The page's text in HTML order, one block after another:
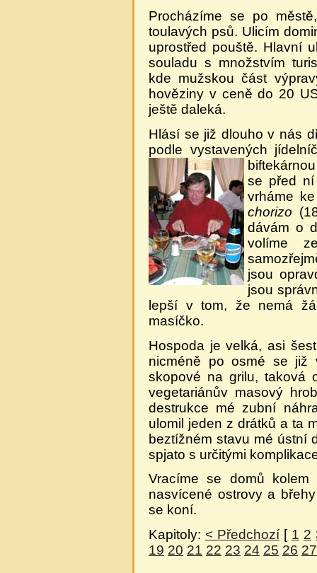
Procházíme se po
toulavých psů. Ulicím
uprostřed pouště. Hlavní
souladu s množstvím
kde mužskou část
hověziny v ceně do 20
ještě daleká.
Hlásí se již dlouho v nás
podle vystavených
se před
vrháme
chorizo
dávám o
volíme
jsou
jsou
lepší v tom, že nemá
masíčko.
Hospoda je velká, asi
nicméně po osmé se již
skopové na grilu, taková
vegetariánův masový
destrukce mé zubní
ulomil jeden z drátků a ta
beztížném stavu mé ústní
spjato s určitými
Vracíme se domů
nasvícené ostrovy a
se koní.
Kapitoly: < Předchozí [ 1 2
19 20 21 22 23 24 25 26 27